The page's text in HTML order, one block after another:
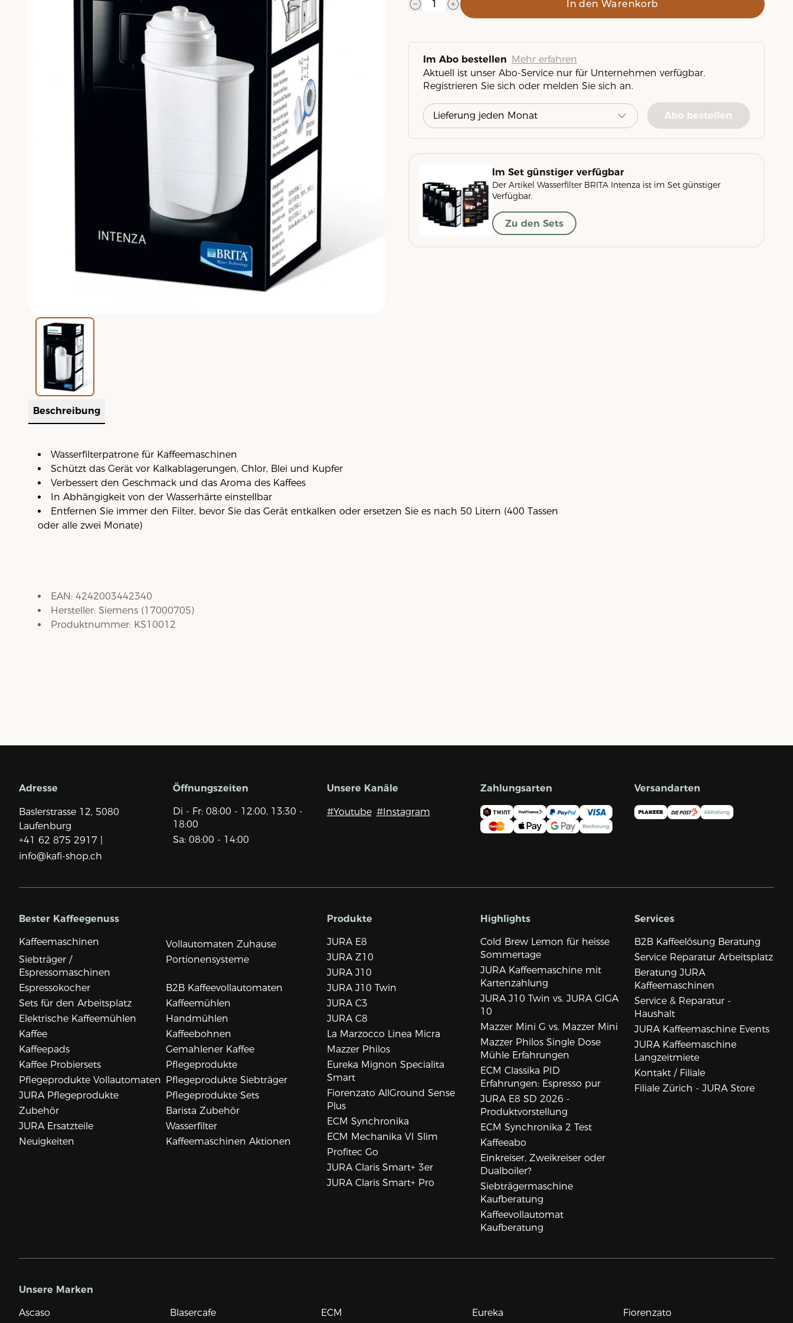
In den Warenkorb
Im Abo bestellen Mehr erfahren
Aktuell ist unser Abo-Service nur für Unternehmen verfügbar.
Registrieren Sie sich oder melden Sie sich an.
Abo bestellen
Im Set günstiger verfügbar
Der Artikel Wasserfilter BRITA Intenza ist im Set günstiger
Verfügbar.
Zu den Sets
Beschreibung
Wasserfilterpatrone für Kaffeemaschinen
Schützt das Gerät vor Kalkablagerungen, Chlor, Blei und Kupfer
Verbessert den Geschmack und das Aroma des Kaffees
In Abhängigkeit von der Wasserhärte einstellbar
Entfernen Sie immer den Filter, bevor Sie das Gerät entkalken oder ersetzen Sie es nach 50 Litern (400 Tassen
oder alle zwei Monate)
EAN: 4242003442340
Hersteller: Siemens (17000705)
Produktnummer: KS10012
Adresse
Baslerstrasse 12, 5080
Laufenburg
+41 62 875 2917 |
info@kafi-shop.ch
Öffnungszeiten
Di - Fr: 08:00 - 12:00, 13:30 -
18:00
Sa: 08:00 - 14:00
Unsere Kanäle
#Youtube #Instagram
Zahlungsarten Versandarten
Bester Kaffeegenuss
Kaffeemaschinen
Vollautomaten Zuhause
Siebträger /
Espressomaschinen
Portionensysteme
Espressokocher
B2B Kaffeevollautomaten
Sets für den Arbeitsplatz
Kaffeemühlen
Elektrische Kaffeemühlen
Handmühlen
Kaffee
Kaffeebohnen
Kaffeepads
Gemahlener Kaffee
Kaffee Probiersets
Pflegeprodukte
Pflegeprodukte Vollautomaten Pflegeprodukte Siebträger
JURA Pflegeprodukte
Pflegeprodukte Sets
Zubehör
Barista Zubehör
JURA Ersatzteile
Wasserfilter
Neuigkeiten
Kaffeemaschinen Aktionen
Produkte
JURA E8
JURA Z10
JURA J10
JURA J10 Twin
JURA C3
JURA C8
La Marzocco Linea Micra
Mazzer Philos
Eureka Mignon Specialita
Smart
Fiorenzato AllGround Sense
Plus
ECM Synchronika
ECM Mechanika VI Slim
Profitec Go
JURA Claris Smart+ 3er
JURA Claris Smart+ Pro
Highlights
Cold Brew Lemon für heisse
Sommertage
JURA Kaffeemaschine mit
Kartenzahlung
JURA J10 Twin vs. JURA GIGA
10
Mazzer Mini G vs. Mazzer Mini
Mazzer Philos Single Dose
Mühle Erfahrungen
ECM Classika PID
Erfahrungen: Espresso pur
JURA E8 SD 2026 -
Produktvorstellung
ECM Synchronika 2 Test
Kaffeeabo
Einkreiser, Zweikreiser oder
Dualboiler?
Siebträgermaschine
Kaufberatung
Kaffeevollautomat
Kaufberatung
Services
B2B Kaffeelösung Beratung
Service Reparatur Arbeitsplatz
Beratung JURA
Kaffeemaschinen
Service & Reparatur -
Haushalt
JURA Kaffeemaschine Events
JURA Kaffeemaschine
Langzeitmiete
Kontakt / Filiale
Filiale Zürich - JURA Store
Unsere Marken
Ascaso Blasercafe ECM Eureka
Fiorenzato